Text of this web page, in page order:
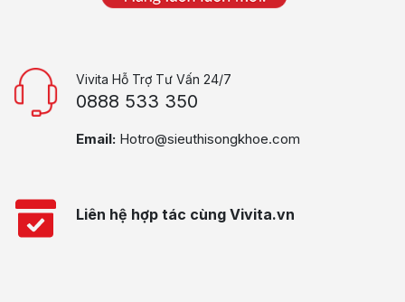
Vivita Hỗ Trợ Tư Vấn 24/7
0888 533 350
Email: Hotro@sieuthisongkhoe.com
Liên hệ hợp tác cùng Vivita.vn